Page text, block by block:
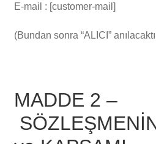
E-mail : [customer-mail]
(Bundan sonra “ALICI”
MADDE 2 –